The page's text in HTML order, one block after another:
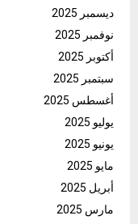
ديسمبر 2025
نوفمبر 2025
أكتوبر 2025
سبتمبر 2025
أغسطس 2025
يوليو 2025
يونيو 2025
مايو 2025
أبريل 2025
مارس 2025